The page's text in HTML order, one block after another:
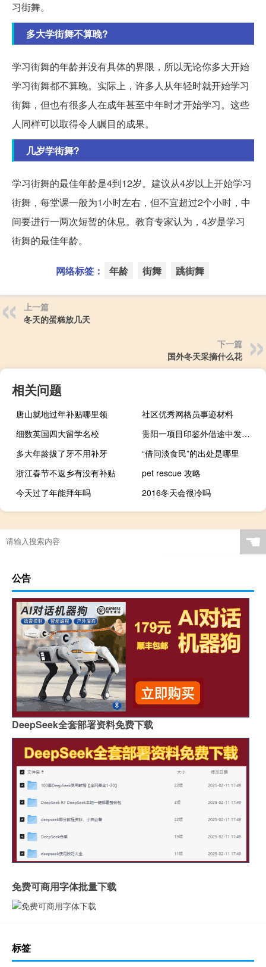
习街舞。
多大学街舞不算晚?
学习街舞的年龄并没有具体的界限，所以无论你多大开始
学习街舞都不算晚。实际上，许多人从年轻时就开始学习
街舞，但也有很多人在成年甚至中年时才开始学习。这些
人同样可以取得令人瞩目的成果。
几岁学街舞?
学习街舞的最佳年龄是4到12岁。建议从4岁以上开始学习
街舞，每堂课一般为1小时左右，但不宜超过2个小时，中
间要进行一两次短暂的休息。教育专家认为，4岁是学习
街舞的最佳年龄。
网络标签： 年龄 街舞 跳街舞
上一篇
冬天的蛋糕放几天
下一篇
国外冬天采摘什么花
相关问题
唐山就地过年补贴哪里领
社区优秀网格员事迹材料
细数英国四大留学名校
贵阳一项目印鉴外借途中发生“抢夺”事件？知情人士：属实 中信信托或将就此发布声明
多大年龄拔了牙不用补牙
“借问淡食民”的出处是哪里
浙江春节不返乡有没有补贴
pet rescue 攻略
今天过了年能拜年吗
2016冬天会很冷吗
☚
公告
DeepSeek全套部署资料免费下载
免费可商用字体批量下载
标签